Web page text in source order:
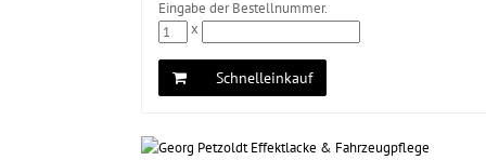
Eingabe der Bestellnummer.
x
Schnelleinkauf